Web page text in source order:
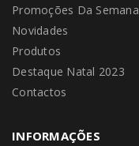
Promoções Da Semana
Novidades
Produtos
Destaque Natal 2023
Contactos
INFORMAÇÕES